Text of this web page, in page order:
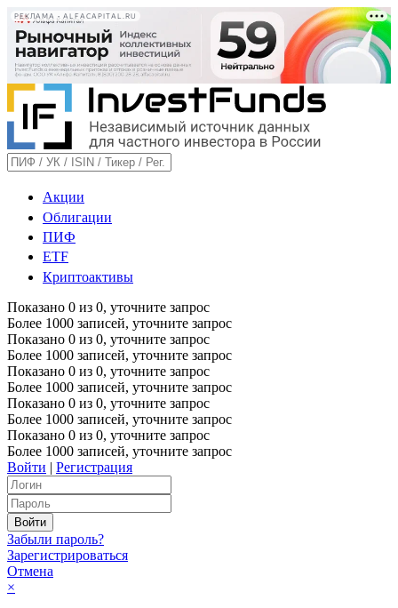
РЕКЛАМА • ALFACAPITAL.RU
Акции
Облигации
ПИФ
ETF
Криптоактивы
Показано 0 из 0, уточните запрос
Более 1000 записей, уточните запрос
Показано 0 из 0, уточните запрос
Более 1000 записей, уточните запрос
Показано 0 из 0, уточните запрос
Более 1000 записей, уточните запрос
Показано 0 из 0, уточните запрос
Более 1000 записей, уточните запрос
Показано 0 из 0, уточните запрос
Более 1000 записей, уточните запрос
Войти | Регистрация
Забыли пароль?
Зарегистрироваться
Отмена
×